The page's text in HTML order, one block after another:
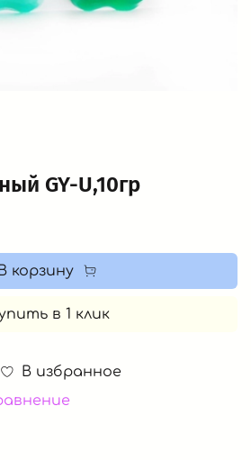
GY-U,10гр
В избранное
корзину
в 1 клик